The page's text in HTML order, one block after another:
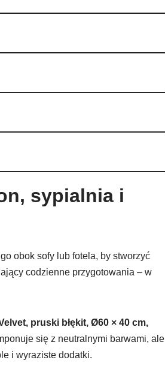
sypialnia i
obok sofy lub fotela, by stworzyć
codzienne przygotowania – w
pruski błękit, Ø60 × 40 cm,
się z neutralnymi barwami, ale
i wyraziste dodatki.